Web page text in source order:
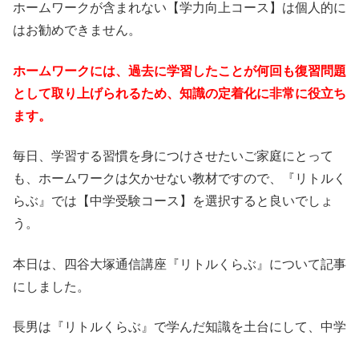
ホームワークが含まれない【学力向上コース】は個人的に
はお勧めできません。
ホームワークには、過去に学習したことが何回も復習問題
として取り上げられるため、知識の定着化に非常に役立ち
ます。
毎日、学習する習慣を身につけさせたいご家庭にとって
も、ホームワークは欠かせない教材ですので、『リトルく
らぶ』では【中学受験コース】を選択すると良いでしょ
う。
本日は、四谷大塚通信講座『リトルくらぶ』について記事
にしました。
長男は『リトルくらぶ』で学んだ知識を土台にして、中学